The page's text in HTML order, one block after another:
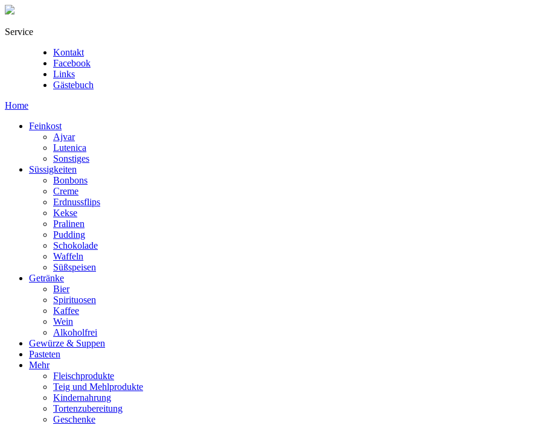
Service
Kontakt
Facebook
Links
Gästebuch
Home
Feinkost
Ajvar
Lutenica
Sonstiges
Süssigkeiten
Bonbons
Creme
Erdnussflips
Kekse
Pralinen
Pudding
Schokolade
Waffeln
Süßspeisen
Getränke
Bier
Spirituosen
Kaffee
Wein
Alkoholfrei
Gewürze & Suppen
Pasteten
Mehr
Fleischprodukte
Teig und Mehlprodukte
Kindernahrung
Tortenzubereitung
Geschenke